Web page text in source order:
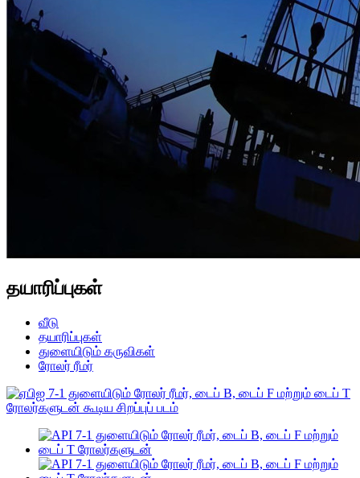
தயாரிப்புகள்
வீடு
தயாரிப்புகள்
துளையிடும் கருவிகள்
ரோலர் ரீமர்